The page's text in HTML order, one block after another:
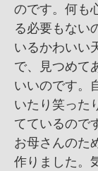
のです。何も
る必要もない
いるかわいい
で、見つめて
いいのです。
いたり笑った
てているので
お母さんのた
作りました。